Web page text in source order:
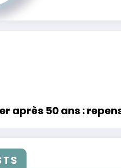
après 50 ans :